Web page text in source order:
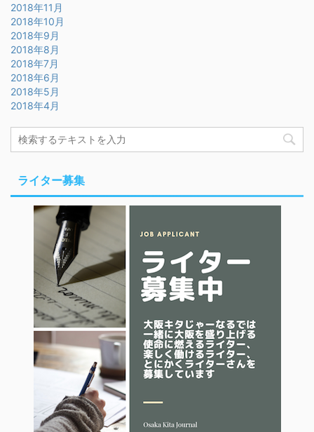
2018年11月
2018年10月
2018年9月
2018年8月
2018年7月
2018年6月
2018年5月
2018年4月
ライター募集